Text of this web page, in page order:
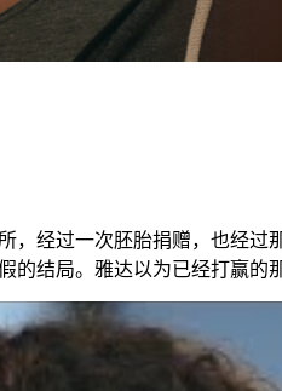
经过一次胚胎捐赠，也经
结局。雅达以为已经打赢的